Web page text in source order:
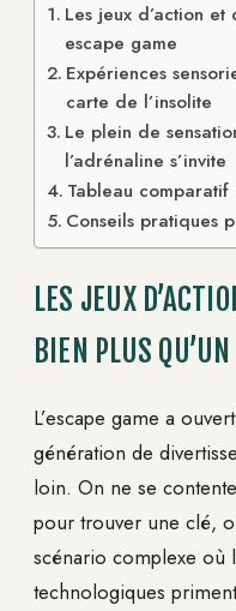
Les jeux d’action et
escape game
Expériences
carte de l’insolite
Le plein de
l’adrénaline s’invite
Tableau
Conseils pratiques
LES JEUX
BIEN PLUS
L’escape game a
génération de
loin. On ne se
pour trouver une clé,
scénario complexe où
technologiques